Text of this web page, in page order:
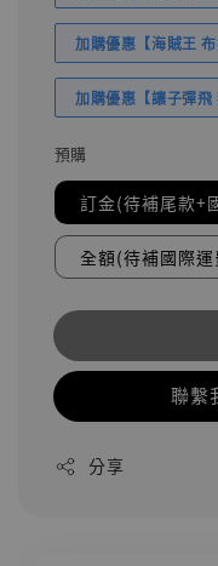
加購優惠【海賊王
加購優惠【讓子彈飛
預購
訂金(待補尾款+
全額(待補國際運
聯繫
分享